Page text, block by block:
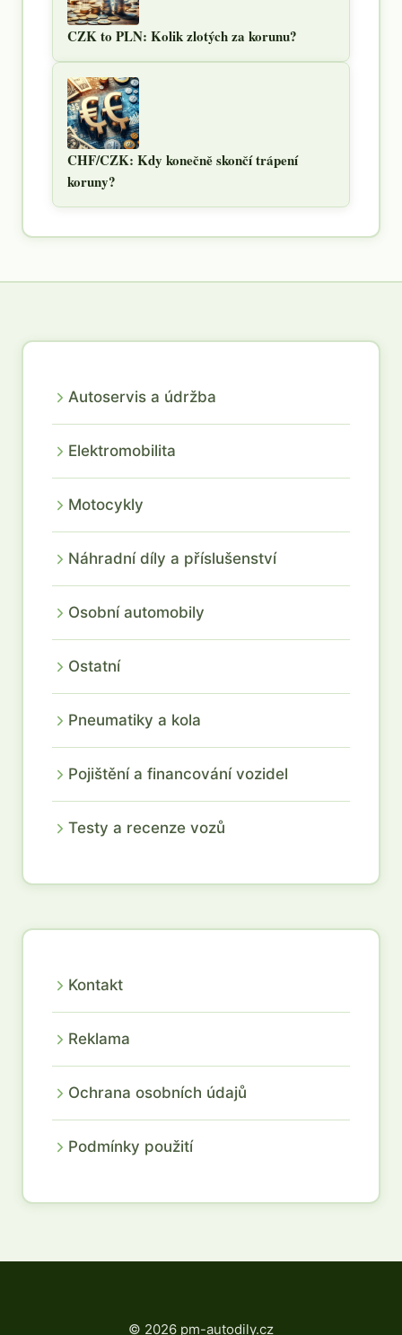
CZK to PLN: Kolik zlotých za korunu?
CHF/CZK: Kdy konečně skončí trápení
koruny?
Autoservis a údržba
Elektromobilita
Motocykly
Náhradní díly a příslušenství
Osobní automobily
Ostatní
Pneumatiky a kola
Pojištění a financování vozidel
Testy a recenze vozů
Kontakt
Reklama
Ochrana osobních údajů
Podmínky použití
© 2026 pm-autodily.cz